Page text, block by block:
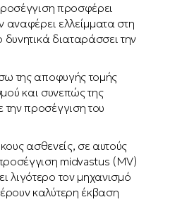
προσφέρει
αναφέρει ελλείμματα στη
διαταράσσει την
της αποφυγής τομής
και συνεπώς της
προσέγγιση του
ασθενείς, σε αυτούς
midvastus (MV)
λιγότερο τον μηχανισμό
καλύτερη έκβαση